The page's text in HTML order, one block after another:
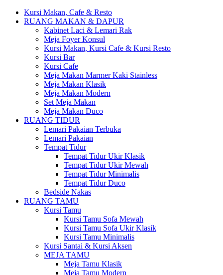
Kursi Makan, Cafe & Resto
RUANG MAKAN & DAPUR
Kabinet Laci & Lemari Rak
Meja Foyer Konsul
Kursi Makan, Kursi Cafe & Kursi Resto
Kursi Bar
Kursi Cafe
Meja Makan Marmer Kaki Stainless
Meja Makan Klasik
Meja Makan Modern
Set Meja Makan
Meja Makan Duco
RUANG TIDUR
Lemari Pakaian Terbuka
Lemari Pakaian
Tempat Tidur
Tempat Tidur Ukir Klasik
Tempat Tidur Ukir Mewah
Tempat Tidur Minimalis
Tempat Tidur Duco
Bedside Nakas
RUANG TAMU
Kursi Tamu
Kursi Tamu Sofa Mewah
Kursi Tamu Sofa Ukir Klasik
Kursi Tamu Minimalis
Kursi Santai & Kursi Aksen
MEJA TAMU
Meja Tamu Klasik
Meja Tamu Modern